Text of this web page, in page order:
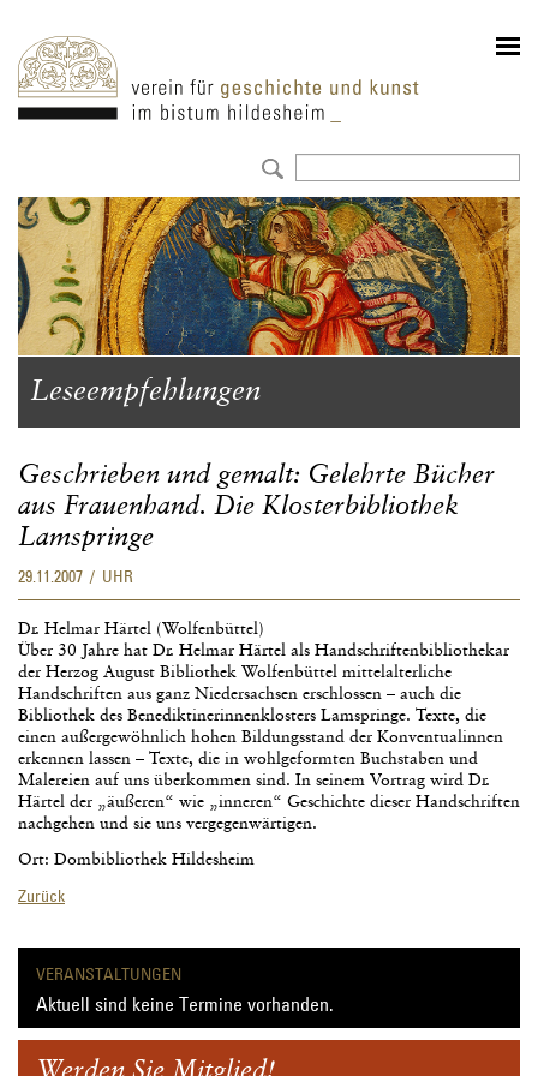
Leseempfehlungen
Geschrieben und gemalt: Gelehrte Bücher
aus Frauenhand. Die Klosterbibliothek
Lamspringe
29.11.2007 / UHR
Dr. Helmar Härtel (Wolfenbüttel)
Über 30 Jahre hat Dr. Helmar Härtel als Handschriftenbibliothekar
der Herzog August Bibliothek Wolfenbüttel mittelalterliche
Handschriften aus ganz Niedersachsen erschlossen – auch die
Bibliothek des Benediktinerinnenklosters Lamspringe. Texte, die
einen außergewöhnlich hohen Bildungsstand der Konventualinnen
erkennen lassen – Texte, die in wohlgeformten Buchstaben und
Malereien auf uns überkommen sind. In seinem Vortrag wird Dr.
Härtel der „äußeren“ wie „inneren“ Geschichte dieser Handschriften
nachgehen und sie uns vergegenwärtigen.
Ort: Dombibliothek Hildesheim
Zurück
VERANSTALTUNGEN
Aktuell sind keine Termine vorhanden.